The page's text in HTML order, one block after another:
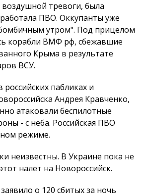
воздушной тревоги, была
ПВО. Оккупанты уже
утром". Под прицелом
корабли ВМФ рф, сбежавшие
Крыма в результате
ВСУ.
пабликах и
Андрея Кравченко,
атаковали беспилотные
- с неба. Российская ПВО
режиме.
неизвестны. В Украине пока не
налет на Новороссийск.
о 120 сбитых за ночь